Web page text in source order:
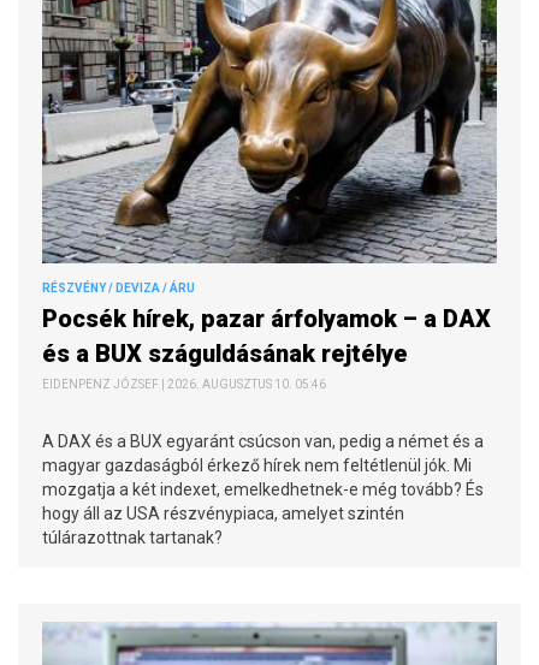
RÉSZVÉNY / DEVIZA / ÁRU
Pocsék hírek, pazar árfolyamok – a DAX
és a BUX száguldásának rejtélye
EIDENPENZ JÓZSEF | 2026. AUGUSZTUS 10. 05:46
A DAX és a BUX egyaránt csúcson van, pedig a német és a
magyar gazdaságból érkező hírek nem feltétlenül jók. Mi
mozgatja a két indexet, emelkedhetnek-e még tovább? És
hogy áll az USA részvénypiaca, amelyet szintén
túlárazottnak tartanak?